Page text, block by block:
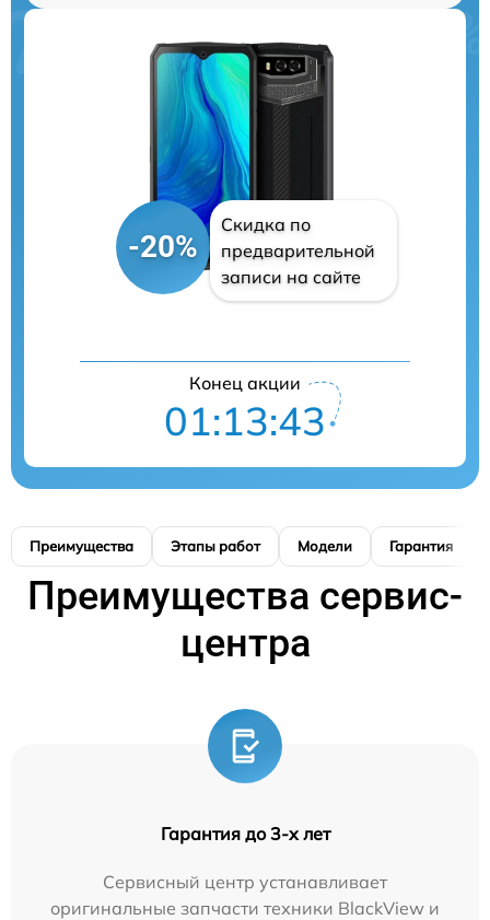
-20%
Скидка по
предварительной
записи на сайте
Конец акции
01:13:42
Преимущества Этапы работ Модели Гарантия
Преимущества сервис-
центра
Гарантия до 3-х лет
Сервисный центр устанавливает
оригинальные запчасти техники BlackView и